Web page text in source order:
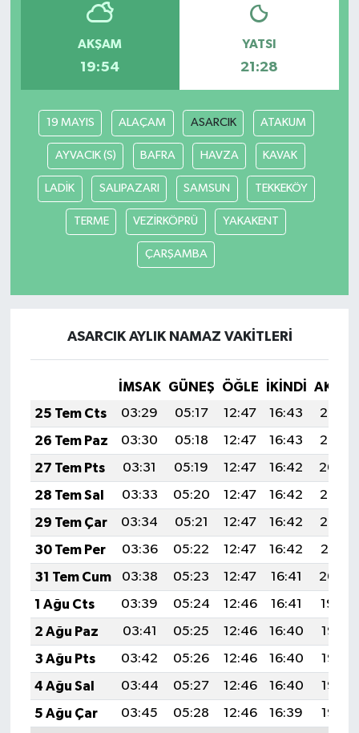
AKŞAM
19:54
YATSI
21:28
19 MAYIS ALAÇAM ASARCIK ATAKUM
AYVACIK (S) BAFRA HAVZA KAVAK
LADİK SALIPAZARI SAMSUN TEKKEKÖY
TERME VEZİRKÖPRÜ YAKAKENT
ÇARŞAMBA
ASARCIK AYLIK NAMAZ VAKITLERI
İMSAK GÜNEŞ ÖĞLE İKINDI
25 Tem Cts
03:29 05:17 12:47 16:43
20:06
26 Tem Paz
03:30 05:18 12:47 16:43
20:05
27 Tem Pts
03:31 05:19 12:47 16:42
20:04
28 Tem Sal
03:33 05:20 12:47 16:42
20:03
29 Tem Çar
03:34 05:21 12:47 16:42
20:02
30 Tem Per
03:36 05:22 12:47 16:42
20:01
31 Tem Cum
03:38 05:23 12:47 16:41
20:00
1 Ağu Cts
03:39 05:24 12:46 16:41
19:59
2 Ağu Paz
03:41 05:25 12:46 16:40
19:58
3 Ağu Pts
03:42 05:26 12:46 16:40
19:57
4 Ağu Sal
03:44 05:27 12:46 16:40
19:56
5 Ağu Çar
03:45 05:28 12:46 16:39
19:55